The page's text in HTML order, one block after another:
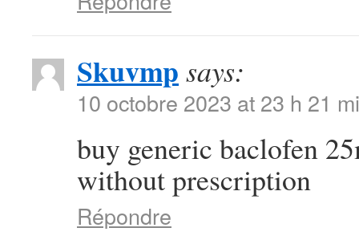
Skuvmp says:
10 octobre 2023 at 23 h 21
buy generic baclofen
without prescription
Répondre